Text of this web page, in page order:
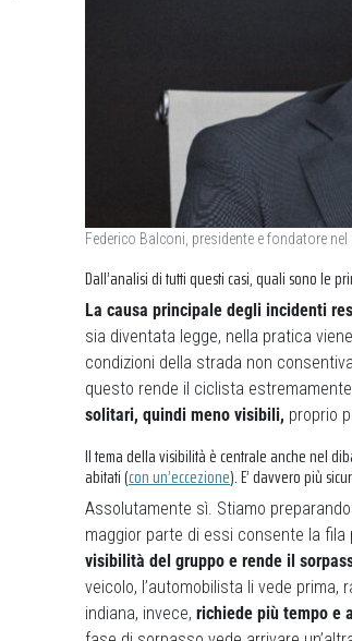
Federico Balconi, presidente e fondatore
Dall’analisi di tutti questi casi, quali sono le
La causa principale degli incidenti
sia diventata legge, nella pratica
condizioni della strada non
questo rende il ciclista
solitari, quindi meno visibili, proprio
Il tema della visibilità è centrale anche nel
abitati (con un’eccezione). E’ davvero più
Assolutamente sì. Stiamo
maggior parte di essi consente la fila
visibilità del gruppo e rende il
veicolo, l’automobilista li vede
indiana, invece, richiede più tempo e